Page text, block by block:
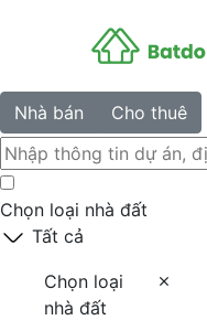
Nhà bán Cho thuê
Chọn loại nhà đất
Tất cả
Chọn loại
nhà đất